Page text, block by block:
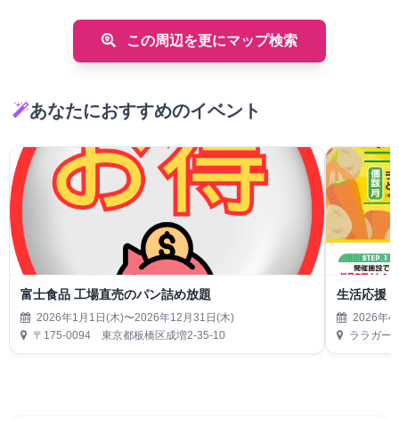
この周辺を更にマップ検索
あなたにおすすめのイベント
富士食品 工場直売のパン詰め放題
2026年1月1日(木)〜2026年12月31日(木)
〒175-0094 東京都板橋区成増2-35-10
生活応援
2026年4
ララガー